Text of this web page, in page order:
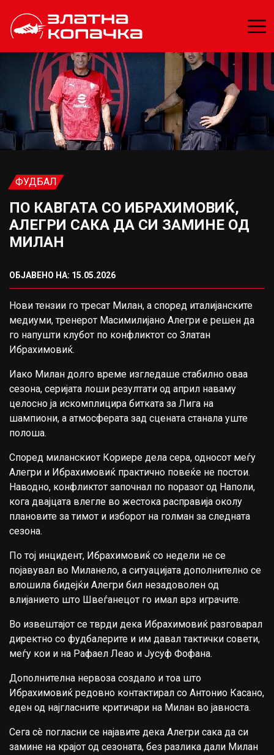
ФУДБАЛ
ПО КАВГАТА СО ИБРАХИМОВИЌ,
АЛЕГРИ САКА ДА СИ ЗАМИНЕ ОД
МИЛАН
ОБЈАВЕНО НА: 15.05.2026
Нови тензии го тресат Милан, а според италијанските
медиуми, тренерот Масимилијано Алегри е решен да
го напушти клубот по конфликтот со Златан
Ибрахимовиќ.
Иако Милан долго време изгледаше стабилно оваа
сезона, серијата лоши резултати од април наваму
целосно ја искомплицира битката за Лига на
шампиони, а атмосферата зад сцената станала уште
полоша.
Според миланскиот Кориере дела сера, односот меѓу
Алегри и Ибрахимовиќ практично повеќе не постои.
Наводно, конфликтот започнал по поразот од Наполи,
кога двајцата влегле во жестока расправија околу
плановите за тимот и изборот на голман за следната
сезона.
По тој инцидент, Ибрахимовиќ со недели не се
појавувал во Миланело, а ситуацијата дополнително се
влошила бидејќи Алегри бил незадоволен од
влијанието што Швеѓанецот го имал врз играчите.
Во извештајот се тврди дека Ибрахимовиќ разговарал
директно со фудбалерите и им давал тактички совети,
меѓу кои и на Рафаел Леао и Јусуф Фофана.
Дополнителна нервоза создало и тоа што
Ибрахимовиќ редовно контактирал со Антонио Касано,
еден од најгласните критичари на Милан во јавноста.
Сега сè погласни се најавите дека Алегри сака да си
замине на крајот од сезоната, без разлика дали Милан